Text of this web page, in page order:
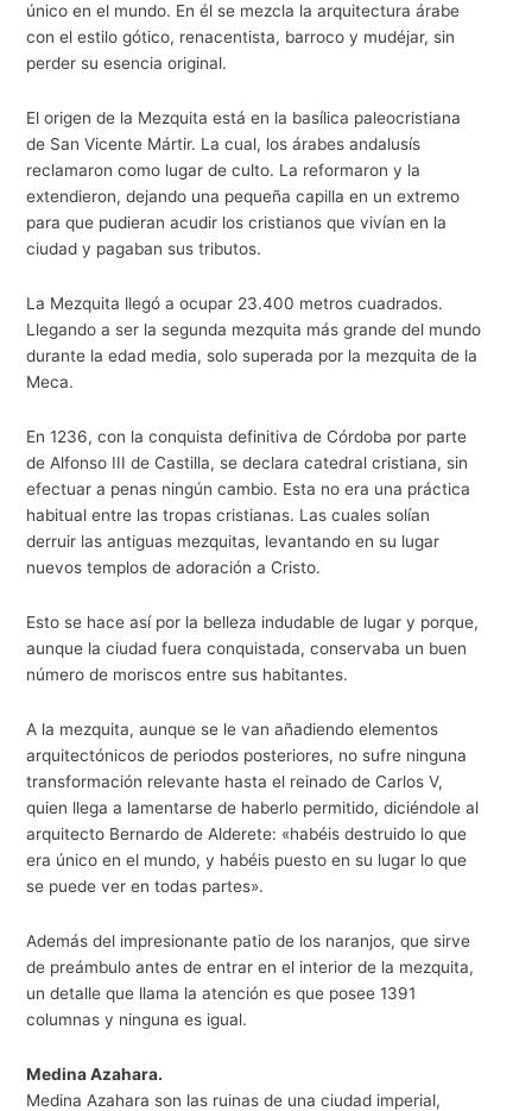
único en el mundo. En él se mezcla la arquitectura árabe
con el estilo gótico, renacentista, barroco y mudéjar, sin
perder su esencia original.
El origen de la Mezquita está en la basílica paleocristiana
de San Vicente Mártir. La cual, los árabes andalusís
reclamaron como lugar de culto. La reformaron y la
extendieron, dejando una pequeña capilla en un extremo
para que pudieran acudir los cristianos que vivían en la
ciudad y pagaban sus tributos.
La Mezquita llegó a ocupar 23.400 metros cuadrados.
Llegando a ser la segunda mezquita más grande del mundo
durante la edad media, solo superada por la mezquita de la
Meca.
En 1236, con la conquista definitiva de Córdoba por parte
de Alfonso III de Castilla, se declara catedral cristiana, sin
efectuar a penas ningún cambio. Esta no era una práctica
habitual entre las tropas cristianas. Las cuales solían
derruir las antiguas mezquitas, levantando en su lugar
nuevos templos de adoración a Cristo.
Esto se hace así por la belleza indudable de lugar y porque,
aunque la ciudad fuera conquistada, conservaba un buen
número de moriscos entre sus habitantes.
A la mezquita, aunque se le van añadiendo elementos
arquitectónicos de periodos posteriores, no sufre ninguna
transformación relevante hasta el reinado de Carlos V,
quien llega a lamentarse de haberlo permitido, diciéndole al
arquitecto Bernardo de Alderete: «habéis destruido lo que
era único en el mundo, y habéis puesto en su lugar lo que
se puede ver en todas partes».
Además del impresionante patio de los naranjos, que sirve
de preámbulo antes de entrar en el interior de la mezquita,
un detalle que llama la atención es que posee 1391
columnas y ninguna es igual.
Medina Azahara.
Medina Azahara son las ruinas de una ciudad imperial,